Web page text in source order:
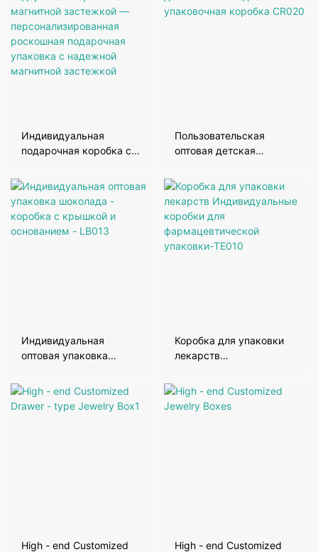
Индивидуальная
подарочная коробка с
персонализированная
роскошная подарочная
упаковка с надежной
магнитной застежкой
Пользовательская
оптовая детская
упаковочная коробка
CR020
Индивидуальная
оптовая упаковка
крышкой и основанием -
LB013
Коробка для упаковки
лекарств
коробки для
фармацевтической
упаковки-TE010
High - end Customized
High - end Customized